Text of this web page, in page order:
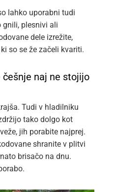
lahko uporabni tudi
gnili, plesnivi ali
dele izrežite,
so se že začeli kvariti.
češnje naj ne stojijo
Tudi v hladilniku
tako dolgo kot
jih porabite najprej.
shranite v plitvi
brisačo na dnu.